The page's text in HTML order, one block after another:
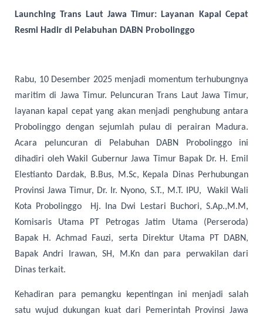
Launching Trans Laut Jawa Timur: Layanan Kapal Cepat
Resmi Hadir di Pelabuhan DABN Probolinggo
Rabu, 10 Desember 2025 menjadi momentum terhubungnya
maritim di Jawa Timur. Peluncuran Trans Laut Jawa Timur,
layanan kapal cepat yang akan menjadi penghubung antara
Probolinggo dengan sejumlah pulau di perairan Madura.
Acara peluncuran di Pelabuhan DABN Probolinggo ini
dihadiri oleh Wakil Gubernur Jawa Timur Bapak Dr. H. Emil
Elestianto Dardak, B.Bus, M.Sc, Kepala Dinas Perhubungan
Provinsi Jawa Timur, Dr. Ir. Nyono, S.T., M.T. IPU, Wakil Wali
Kota Probolinggo Hj. Ina Dwi Lestari Buchori, S.Ap.,M.M,
Komisaris Utama PT Petrogas Jatim Utama (Perseroda)
Bapak H. Achmad Fauzi, serta Direktur Utama PT DABN,
Bapak Andri Irawan, SH, M.Kn dan para perwakilan dari
Dinas terkait.
Kehadiran para pemangku kepentingan ini menjadi salah
satu wujud dukungan kuat dari Pemerintah Provinsi Jawa